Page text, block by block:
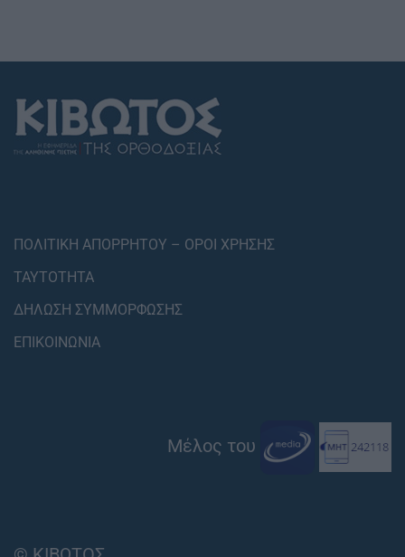
ΠΟΛΙΤΙΚΗ ΑΠΟΡΡΗΤΟΥ – ΟΡΟΙ ΧΡΗΣΗΣ
ΤΑΥΤΟΤΗΤΑ
ΔΗΛΩΣΗ ΣΥΜΜΟΡΦΩΣΗΣ
ΕΠΙΚΟΙΝΩΝΙΑ
Μέλος του